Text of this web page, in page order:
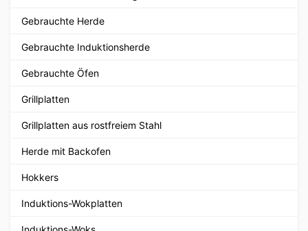
Gebrauchte Herde
Gebrauchte Induktionsherde
Gebrauchte Öfen
Grillplatten
Grillplatten aus rostfreiem Stahl
Herde mit Backofen
Hokkers
Induktions-Wokplatten